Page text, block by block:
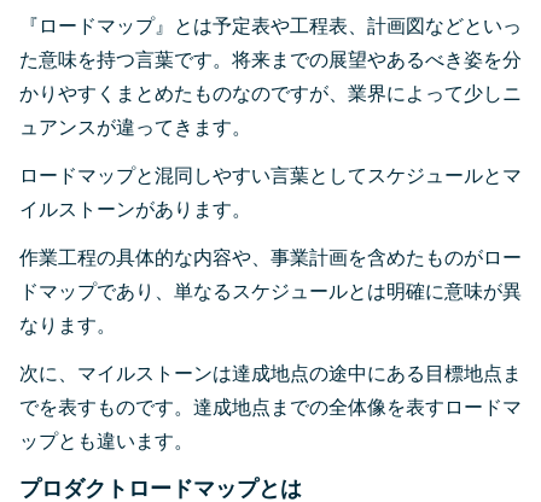
『ロードマップ』とは予定表や工程表、計画図などといっ
た意味を持つ言葉です。将来までの展望やあるべき姿を分
かりやすくまとめたものなのですが、業界によって少しニ
ュアンスが違ってきます。
ロードマップと混同しやすい言葉としてスケジュールとマ
イルストーンがあります。
作業工程の具体的な内容や、事業計画を含めたものがロー
ドマップであり、単なるスケジュールとは明確に意味が異
なります。
次に、マイルストーンは達成地点の途中にある目標地点ま
でを表すものです。達成地点までの全体像を表すロードマ
ップとも違います。
プロダクトロードマップとは